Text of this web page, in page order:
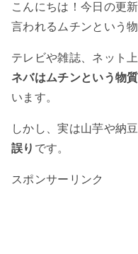
こんにちは！今日の更
言われるムチンという
テレビや雑誌、ネット
ネバはムチンという物
います。
しかし、実は山芋や納
誤り です。
スポンサーリンク